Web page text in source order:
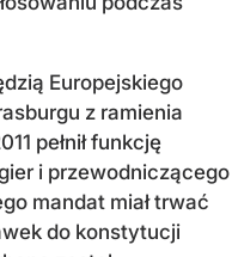
Europejskiego
z ramienia
pełnił funkcję
i przewodniczącego
mandat miał trwać
do konstytucji